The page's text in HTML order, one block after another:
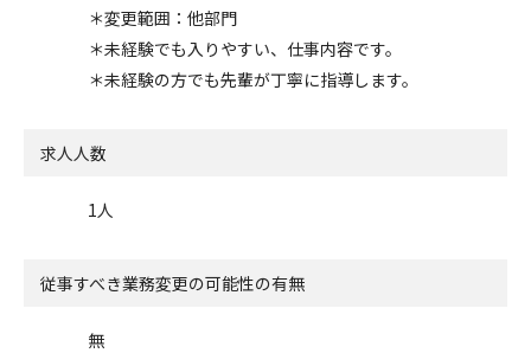
＊変更範囲：他部門
＊未経験でも入りやすい、仕事内容です。
＊未経験の方でも先輩が丁寧に指導します。
求人人数
1人
従事すべき業務変更の可能性の有無
無